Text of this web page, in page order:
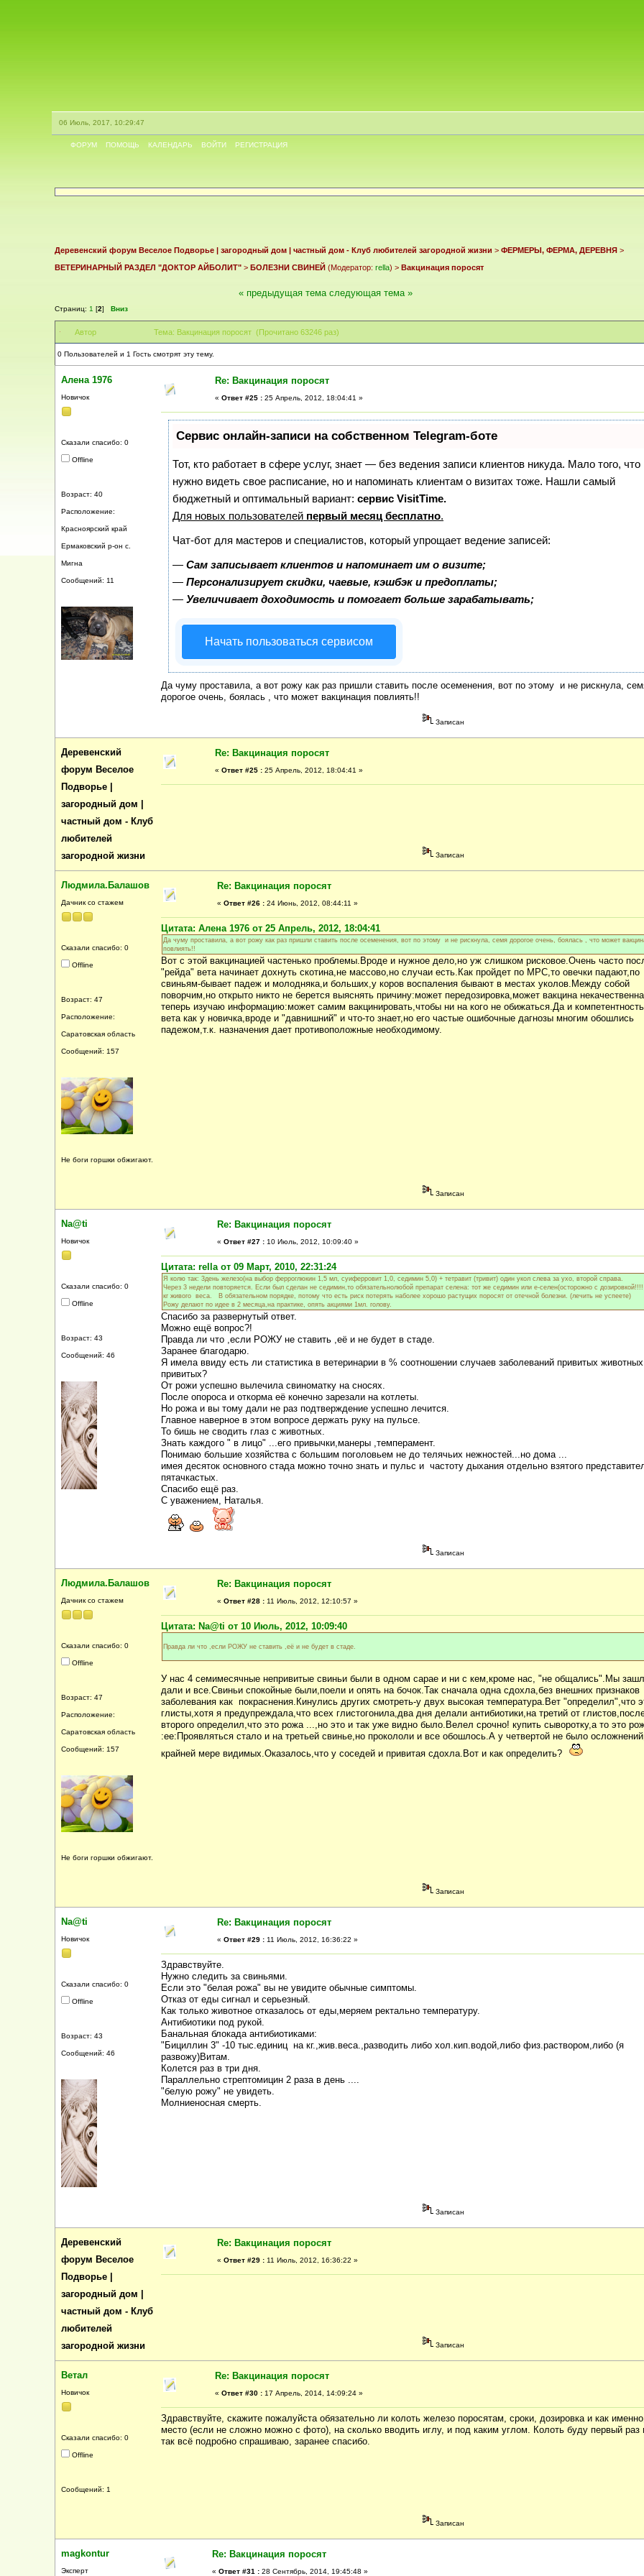
06 Июль, 2017, 10:29:47
ФОРУМ ПОМОЩЬ КАЛЕНДАРЬ ВОЙТИ РЕГИСТРАЦИЯ
Деревенский форум Веселое Подворье | загородный дом | частный дом - Клуб любителей загородной жизни > ФЕРМЕРЫ, ФЕРМА, ДЕРЕВНЯ >
ВЕТЕРИНАРНЫЙ РАЗДЕЛ "ДОКТОР АЙБОЛИТ" > БОЛЕЗНИ СВИНЕЙ (Модератор: rella) > Вакцинация поросят
Страниц: 1 [2] Вниз
« предыдущая тема следующая тема »
Автор Тема: Вакцинация поросят (Прочитано 63246 раз)
0 Пользователей и 1 Гость смотрят эту тему.
Алена 1976
Новичок
Сказали спасибо: 0
Offline
Возраст: 40
Расположение:
Красноярский край
Ермаковский р-он с.
Мигна
Сообщений: 11
Re: Вакцинация поросят
« Ответ #25 : 25 Апрель, 2012, 18:04:41 »
Сервис онлайн-записи на собственном Telegram-боте
Тот, кто работает в сфере услуг, знает — без ведения записи клиентов никуда. Мало того, что
нужно видеть свое расписание, но и напоминать клиентам о визитах тоже. Нашли самый
бюджетный и оптимальный вариант: сервис VisitTime.
Для новых пользователей первый месяц бесплатно.
Чат-бот для мастеров и специалистов, который упрощает ведение записей:
— Сам записывает клиентов и напоминает им о визите;
— Персонализирует скидки, чаевые, кэшбэк и предоплаты;
— Увеличивает доходимость и помогает больше зарабатывать;
Начать пользоваться сервисом
Да чуму проставила, а вот рожу как раз пришли ставить после осеменения, вот по этому и не рискнула,
дорогое очень, боялась , что может вакцинация повлиять!!
Записан
Деревенский
форум Веселое
Подворье |
загородный дом |
частный дом - Клуб
любителей
загородной жизни
Re: Вакцинация поросят
« Ответ #25 : 25 Апрель, 2012, 18:04:41 »
Записан
Людмила.Балашов
Дачник со стажем
Сказали спасибо: 0
Offline
Возраст: 47
Расположение:
Саратовская область
Сообщений: 157
Не боги горшки обжигают.
Re: Вакцинация поросят
« Ответ #26 : 24 Июнь, 2012, 08:44:11 »
Цитата: Алена 1976 от 25 Апрель, 2012, 18:04:41
Да чуму проставила, а вот рожу как раз пришли ставить после осеменения, вот по этому и не рискнула, семя дорогое очень, боялась , что может
повлиять!!
Вот с этой вакцинацией частенько проблемы.Вроде и нужное дело,но уж слишком рисковое.Очень часто
"рейда" вета начинает дохнуть скотина,не массово,но случаи есть.Как пройдет по МРС,то овечки падают,по
свиньям-бывает падеж и молодняка,и больших,у коров воспаления бывают в местах уколов.Между собой
поворчим,но открыто никто не берется выяснять причину:может передозировка,может вакцина
теперь изучаю информацию:может самим вакцинировать,чтобы ни на кого не обижаться.Да и
вета как у новичка,вроде и "давнишний" и что-то знает,но его частые ошибочные дагнозы многим обошлись
падежом,т.к. назначения дает противоположные необходимому.
Записан
Na@ti
Новичок
Сказали спасибо: 0
Offline
Возраст: 43
Сообщений: 46
Re: Вакцинация поросят
« Ответ #27 : 10 Июль, 2012, 10:09:40 »
Цитата: rella от 09 Март, 2010, 22:31:24
Я колю так: 3день железо(на выбор ферроглюкин 1,5 мл, суиферровит 1,0, седимин 5,0) + тетравит (тривит) один укол слева за ухо, второй справа.
Через 3 недели повторяется. Если был сделан не седимин,то обязательнолюбой препарат селена: тот же седимин или е-селен(осторожно с
кг живого веса. В обязательном порядке, потому что есть риск потерять наболее хорошо растущих поросят от отечной болезни. (лечить не успеете)
Рожу делают по идее в 2 месяца,на практике, опять акциями 1мл. голову.
Спасибо за развернутый ответ.
Можно ещё вопрос?!
Правда ли что ,если РОЖУ не ставить ,её и не будет в стаде.
Заранее благодарю.
Я имела ввиду есть ли статистика в ветеринарии в % соотношении случаев заболеваний привитых
привитых?
От рожи успешно вылечила свиноматку на сносях.
После опороса и откорма её конечно зарезали на котлеты.
Но рожа и вы тому дали не раз подтверждение успешно лечится.
Главное наверное в этом вопросе держать руку на пульсе.
То бишь не сводить глаз с животных.
Знать каждого " в лицо" ...его привычки,манеры ,темперамент.
Понимаю большие хозяйства с большим поголовьем не до телячьих нежностей...но дома ...
имея десяток основного стада можно точно знать и пульс и частоту дыхания отдельно взятого
пятачкастых.
Спасибо ещё раз.
С уважением, Наталья.
Записан
Людмила.Балашов
Дачник со стажем
Сказали спасибо: 0
Offline
Возраст: 47
Расположение:
Саратовская область
Сообщений: 157
Не боги горшки обжигают.
Re: Вакцинация поросят
« Ответ #28 : 11 Июль, 2012, 12:10:57 »
Цитата: Na@ti от 10 Июль, 2012, 10:09:40
Правда ли что ,если РОЖУ не ставить ,её и не будет в стаде.
У нас 4 семимесячные непривитые свиньи были в одном сарае и ни с кем,кроме нас, "не общались".Мы
дали и все.Свиньи спокойные были,поели и опять на бочок.Так сначала одна сдохла,без внешних признаков
заболевания как покраснения.Кинулись других смотреть-у двух высокая температура.Вет "определил",что
глисты,хотя я предупреждала,что всех глистогонила,два дня делали антибиотики,на третий от
второго определил,что это рожа ...,но это и так уже видно было.Велел срочно! купить сыворотку,а то это
:ee:Проявляться стало и на третьей свинье,но прокололи и все обошлось.А у четвертой не было
крайней мере видимых.Оказалось,что у соседей и привитая сдохла.Вот и как определить?
Записан
Na@ti
Новичок
Сказали спасибо: 0
Offline
Возраст: 43
Сообщений: 46
Re: Вакцинация поросят
« Ответ #29 : 11 Июль, 2012, 16:36:22 »
Здравствуйте.
Нужно следить за свиньями.
Если это "белая рожа" вы не увидите обычные симптомы.
Отказ от еды сигнал и серьезный.
Как только животное отказалось от еды,меряем ректально температуру.
Антибиотики под рукой.
Банальная блокада антибиотиками:
"Бициллин 3" -10 тыс.единиц на кг.,жив.веса.,разводить либо хол.кип.водой,либо физ.раствором,либо (я
развожу)Витам.
Колется раз в три дня.
Параллельно стрептомицин 2 раза в день ....
"белую рожу" не увидеть.
Молниеносная смерть.
Записан
Деревенский
форум Веселое
Подворье |
загородный дом |
частный дом - Клуб
любителей
загородной жизни
Re: Вакцинация поросят
« Ответ #29 : 11 Июль, 2012, 16:36:22 »
Записан
Ветал
Новичок
Сказали спасибо: 0
Offline
Сообщений: 1
Re: Вакцинация поросят
« Ответ #30 : 17 Апрель, 2014, 14:09:24 »
Здравствуйте, скажите пожалуйста обязательно ли колоть железо поросятам, сроки, дозировка и как
место (если не сложно можно с фото), на сколько вводить иглу, и под каким углом. Колоть буду первый раз
так всё подробно спрашиваю, заранее спасибо.
Записан
magkontur
Эксперт
Re: Вакцинация поросят
« Ответ #31 : 28 Сентябрь, 2014, 19:45:48 »